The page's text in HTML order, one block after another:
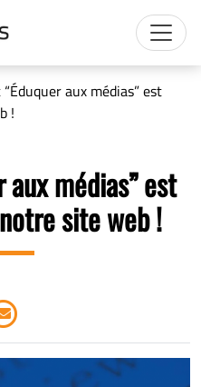
aux médias” est
!
médias” est
site web !